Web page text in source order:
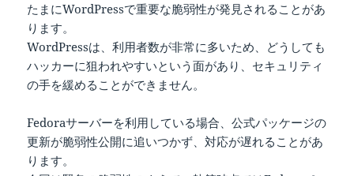
たまにWordPressで重要な脆弱性が発見されることがあ
ります。
WordPressは、利用者数が非常に多いため、どうしても
ハッカーに狙われやすいという面があり、セキュリティ
の手を緩めることができません。
Fedoraサーバーを利用している場合、公式パッケージの
更新が脆弱性公開に追いつかず、対応が遅れることがあ
ります。